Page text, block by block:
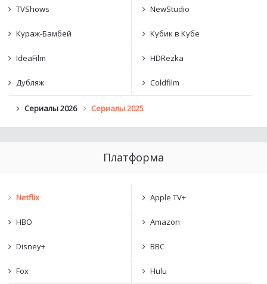
TVShows NewStudio
Кураж-Бамбей Кубик в Кубе
IdeaFilm HDRezka
Дубляж Coldfilm
Сериалы 2026 Сериалы 2025
Платформа
Netflix Apple TV+
HBO Amazon
Disney+ BBC
Fox Hulu